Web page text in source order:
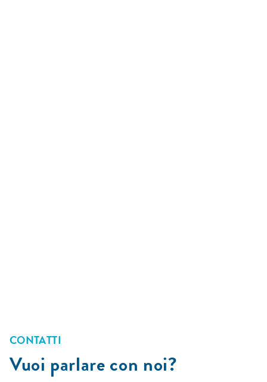
CONTATTI
Vuoi parlare con noi?